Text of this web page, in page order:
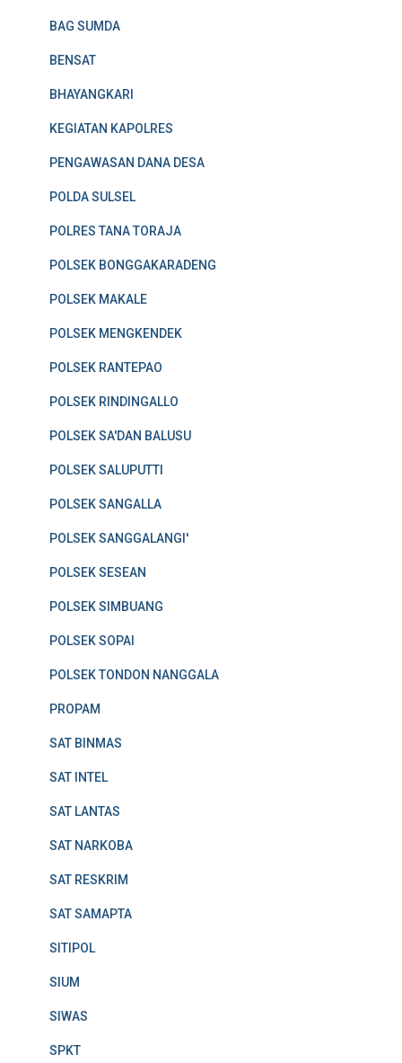
BAG SUMDA
BENSAT
BHAYANGKARI
KEGIATAN KAPOLRES
PENGAWASAN DANA DESA
POLDA SULSEL
POLRES TANA TORAJA
POLSEK BONGGAKARADENG
POLSEK MAKALE
POLSEK MENGKENDEK
POLSEK RANTEPAO
POLSEK RINDINGALLO
POLSEK SA'DAN BALUSU
POLSEK SALUPUTTI
POLSEK SANGALLA
POLSEK SANGGALANGI'
POLSEK SESEAN
POLSEK SIMBUANG
POLSEK SOPAI
POLSEK TONDON NANGGALA
PROPAM
SAT BINMAS
SAT INTEL
SAT LANTAS
SAT NARKOBA
SAT RESKRIM
SAT SAMAPTA
SITIPOL
SIUM
SIWAS
SPKT